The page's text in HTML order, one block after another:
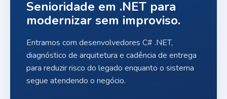
Senioridade em .NET para
modernizar sem improviso.
Entramos com desenvolvedores C# .NET,
diagnóstico de arquitetura e cadência de entrega
para reduzir risco do legado enquanto o sistema
segue atendendo o negócio.